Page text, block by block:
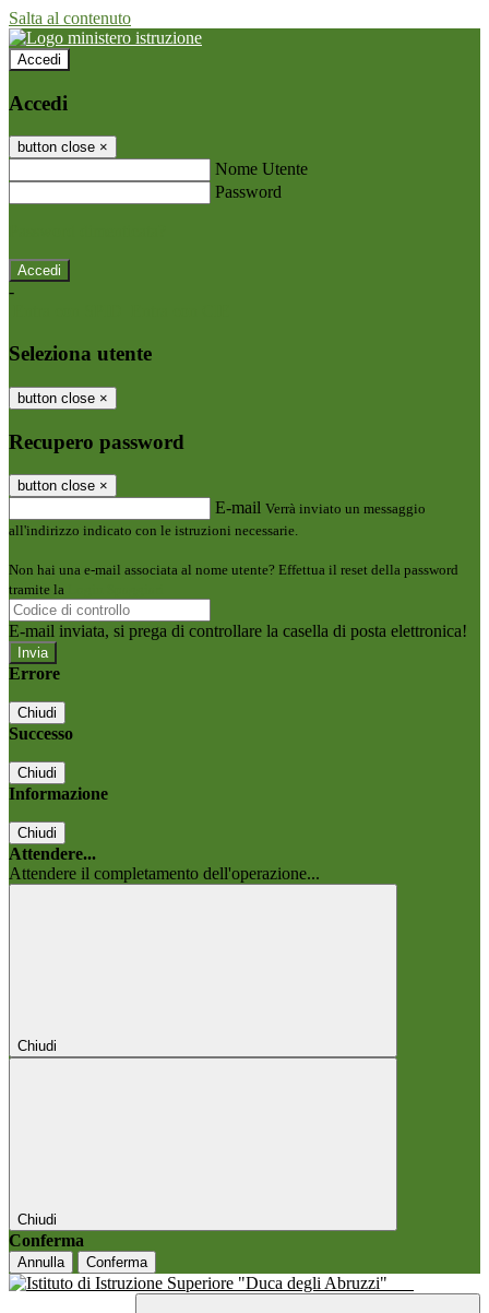
Salta al contenuto
Accedi
Accedi
button close ×
Nome Utente
Password
-
Seleziona utente
button close ×
Recupero password
button close ×
E-mail Verrà inviato un messaggio
all'indirizzo indicato con le istruzioni necessarie.
Non hai una e-mail associata al nome utente? Effettua il reset della password
tramite la
E-mail inviata, si prega di controllare la casella di posta elettronica!
Errore
Chiudi
Successo
Chiudi
Informazione
Chiudi
Attendere...
Attendere il completamento dell'operazione...
Chiudi
Chiudi
Conferma
Annulla Conferma